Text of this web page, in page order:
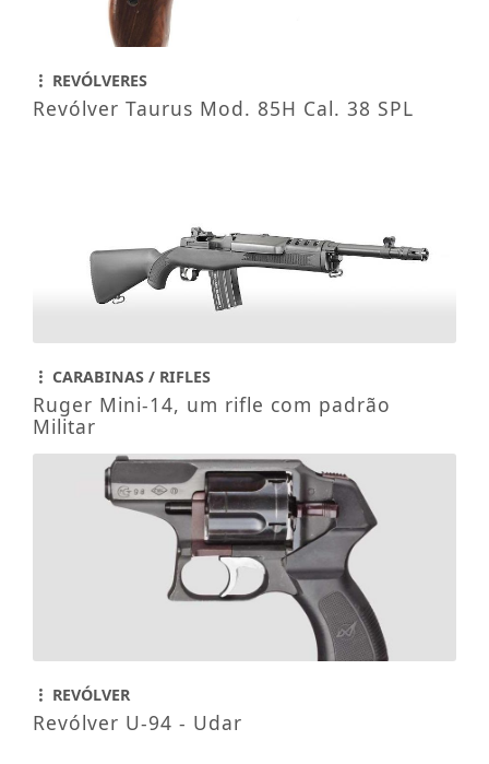
REVÓLVERES
Revólver Taurus Mod. 85H Cal. 38 SPL
CARABINAS / RIFLES
Ruger Mini-14, um rifle com padrão
Militar
REVÓLVER
Revólver U-94 - Udar